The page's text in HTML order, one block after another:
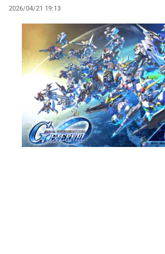
2026/04/21 19:13